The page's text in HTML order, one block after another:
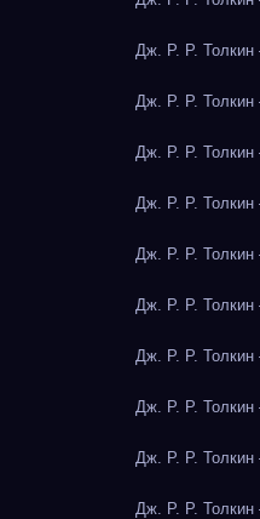
Дж. Р. Р.
Дж. Р. Р.
Дж. Р. Р.
Дж. Р. Р.
Дж. Р. Р.
Дж. Р. Р.
Дж. Р. Р.
Дж. Р. Р.
Дж. Р. Р.
Дж. Р. Р.